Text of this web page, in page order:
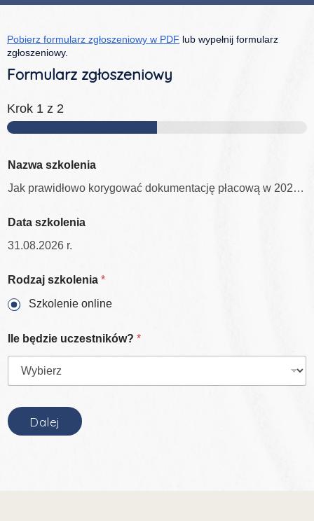
Pobierz formularz zgłoszeniowy w PDF lub wypełnij formularz
zgłoszeniowy.
Formularz zgłoszeniowy
Krok 1 z 2
Nazwa szkolenia
Data szkolenia
Rodzaj szkolenia *
Szkolenie online
Ile będzie uczestników? *
Dalej